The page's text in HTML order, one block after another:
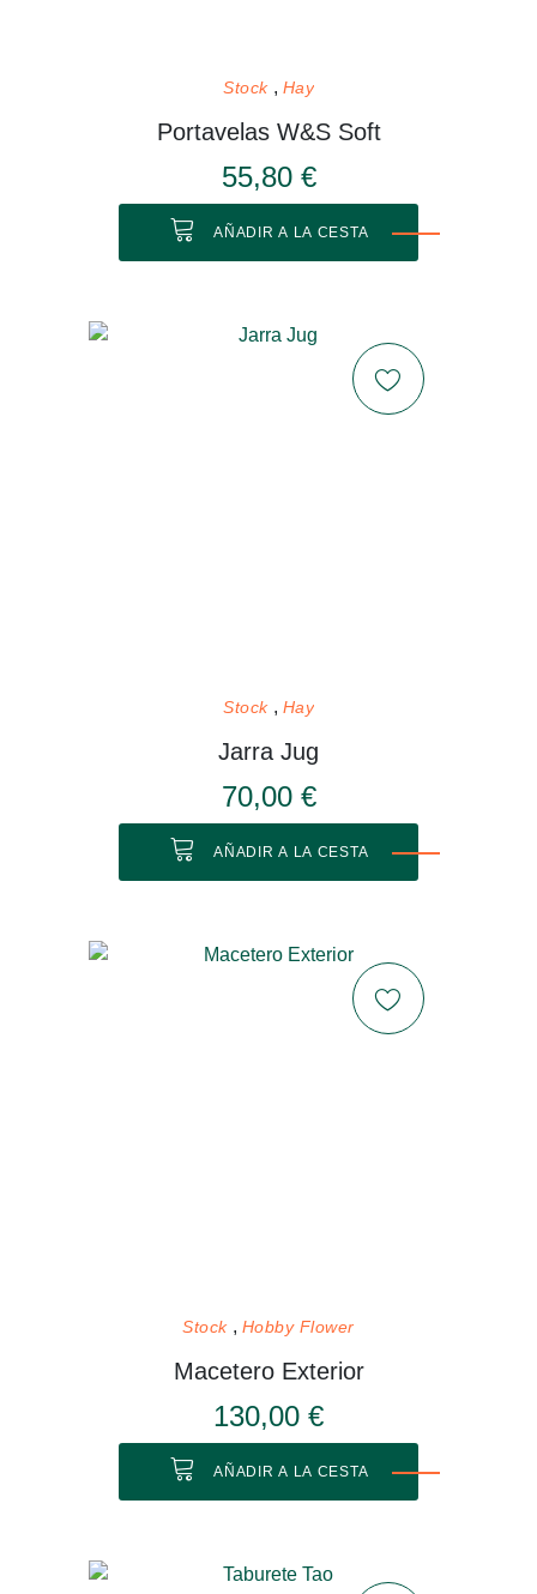
Stock Hay
Portavelas W&S Soft
55,80 €
AÑADIR A LA CESTA
Stock Hay
Jarra Jug
70,00 €
AÑADIR A LA CESTA
Stock Hobby Flower
Macetero Exterior
130,00 €
AÑADIR A LA CESTA